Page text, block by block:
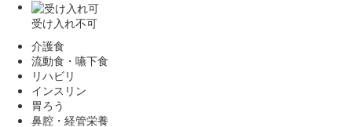
受け入れ不可
介護食
流動食・嚥下食
リハビリ
インスリン
胃ろう
鼻腔・経管栄養